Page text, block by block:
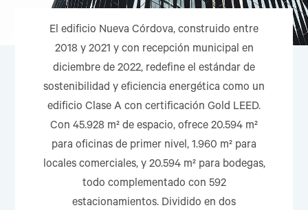
El edificio Nueva Córdova, construido entre
2018 y 2021 y con recepción municipal en
diciembre de 2022, redefine el estándar de
sostenibilidad y eficiencia energética como un
edificio Clase A con certificación Gold LEED.
Con 45.928 m² de espacio, ofrece 20.594 m²
para oficinas de primer nivel, 1.960 m² para
locales comerciales, y 20.594 m² para bodegas,
todo complementado con 592
estacionamientos. Dividido en dos